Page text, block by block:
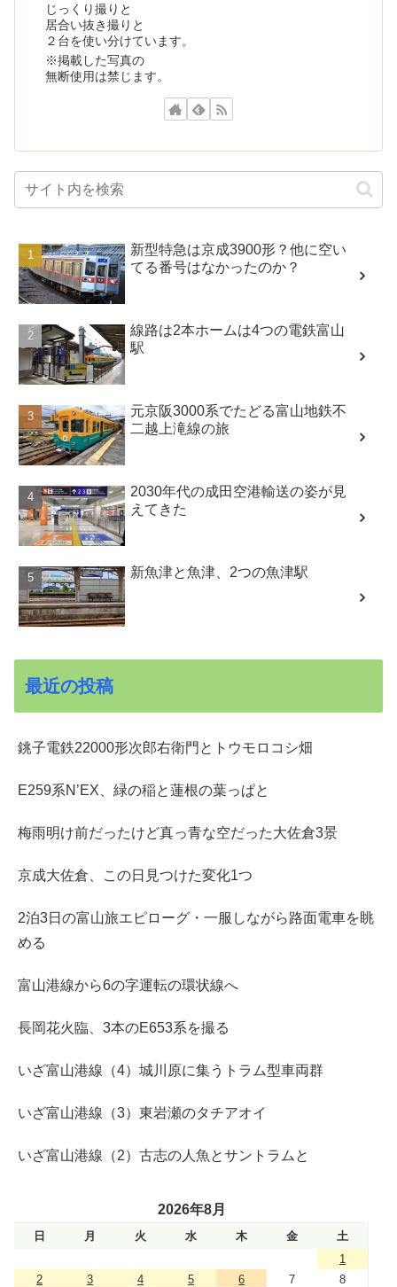
じっくり撮りと
居合い抜き撮りと
２台を使い分けています。
※掲載した写真の
無断使用は禁じます。
新型特急は京成3900形？他に空い
てる番号はなかったのか？
線路は2本ホームは4つの電鉄富山
駅
元京阪3000系でたどる富山地鉄不
二越上滝線の旅
2030年代の成田空港輸送の姿が見
えてきた
新魚津と魚津、2つの魚津駅
最近の投稿
銚子電鉄22000形次郎右衛門とトウモロコシ畑
E259系N’EX、緑の稲と蓮根の葉っぱと
梅雨明け前だったけど真っ青な空だった大佐倉3景
京成大佐倉、この日見つけた変化1つ
2泊3日の富山旅エピローグ・一服しながら路面電車を眺
める
富山港線から6の字運転の環状線へ
長岡花火臨、3本のE653系を撮る
いざ富山港線（4）城川原に集うトラム型車両群
いざ富山港線（3）東岩瀬のタチアオイ
いざ富山港線（2）古志の人魚とサントラムと
2026年8月
日 月 火 水 木 金
土
1
2
3 4 5 6 7
8